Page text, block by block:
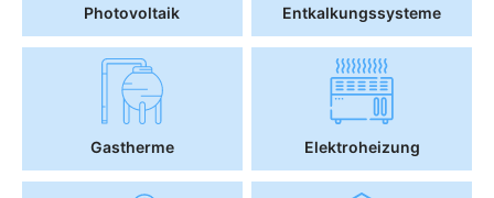
Photovoltaik Entkalkungssysteme
Gastherme Elektroheizung